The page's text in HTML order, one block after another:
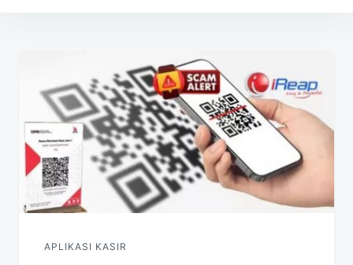
APLIKASI KASIR